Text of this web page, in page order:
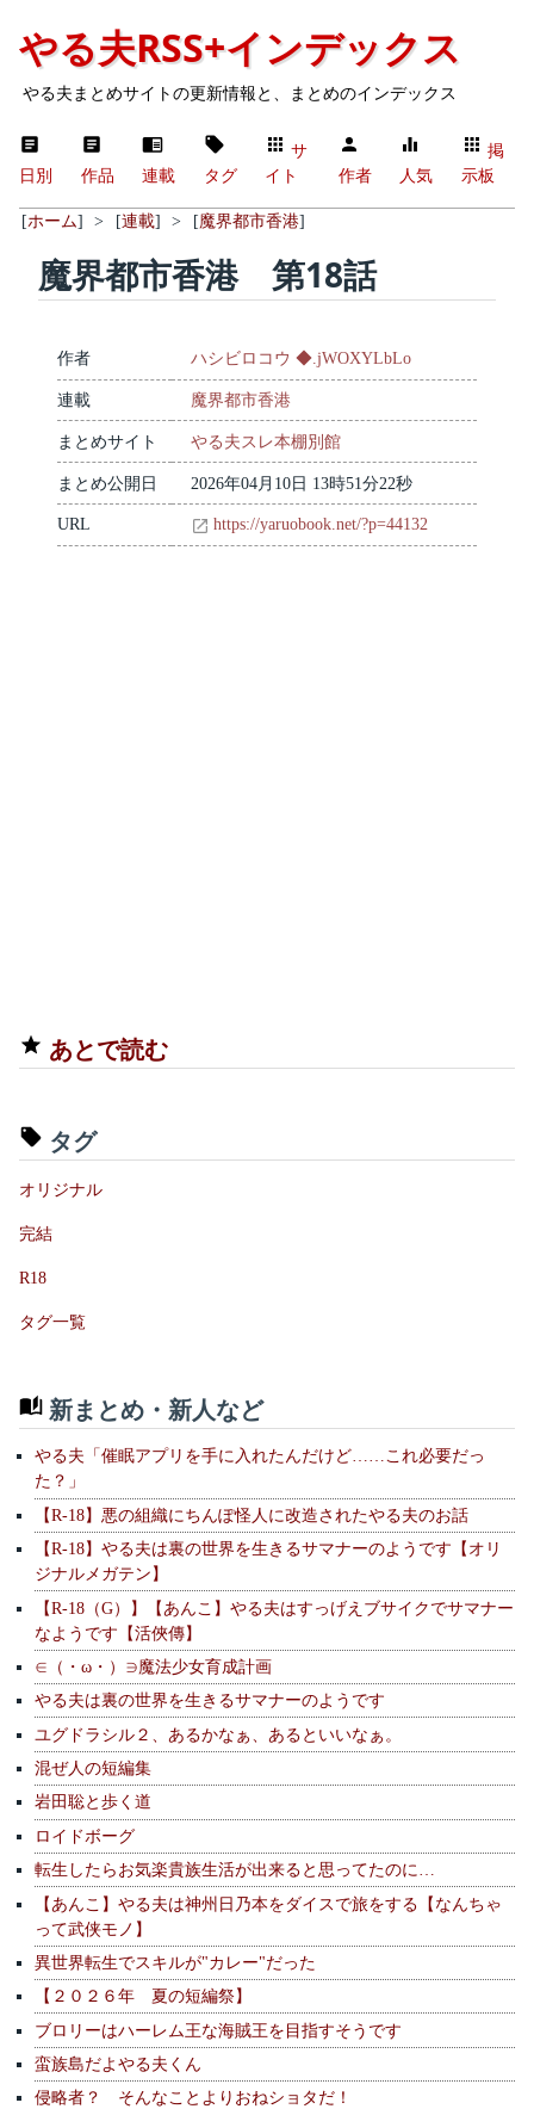
やる夫RSS+インデックス
やる夫まとめサイトの更新情報と、まとめのインデックス
日別 作品 連載 タグ
サ
イト
作者 人気
掲
示板
[ホーム] > [連載] > [魔界都市香港]
魔界都市香港 第18話
作者 ハシビロコウ ◆.jWOXYLbLo
連載 魔界都市香港
まとめサイト やる夫スレ本棚別館
まとめ公開日 2026年04月10日 13時51分22秒
URL https://yaruobook.net/?p=44132
あとで読む
タグ
オリジナル
完結
R18
タグ一覧
新まとめ・新人など
やる夫「催眠アプリを手に入れたんだけど……これ必要だっ
た？」
【R-18】悪の組織にちんぽ怪人に改造されたやる夫のお話
【R-18】やる夫は裏の世界を生きるサマナーのようです【オリ
ジナルメガテン】
【R-18（G）】【あんこ】やる夫はすっげえブサイクでサマナー
なようです【活俠傳】
∈（・ω・）∋魔法少女育成計画
やる夫は裏の世界を生きるサマナーのようです
ユグドラシル２、あるかなぁ、あるといいなぁ。
混ぜ人の短編集
岩田聡と歩く道
ロイドボーグ
転生したらお気楽貴族生活が出来ると思ってたのに…
【あんこ】やる夫は神州日乃本をダイスで旅をする【なんちゃ
って武侠モノ】
異世界転生でスキルが"カレー"だった
【２０２６年 夏の短編祭】
ブロリーはハーレム王な海賊王を目指すそうです
蛮族島だよやる夫くん
侵略者？ そんなことよりおねショタだ！